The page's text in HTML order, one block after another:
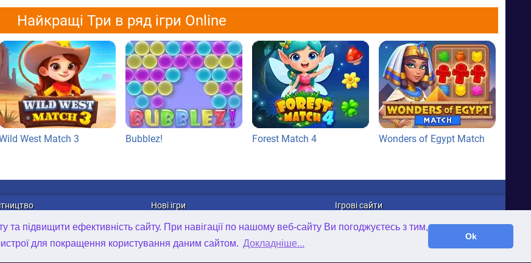
підвищити ефективність сайту. При навігації по нашому веб-сайту Ви погоджуєтесь з тим,
для покращення користування даним сайтом. Докладніше...
Ok
Найкращі Три в ряд ігри Online
West Match 3 Bubblez! Forest Match 4 Wonders of Egypt Match
Нові ігри
Онлайн ігри
Ігри для iOS
Ігрові сайти